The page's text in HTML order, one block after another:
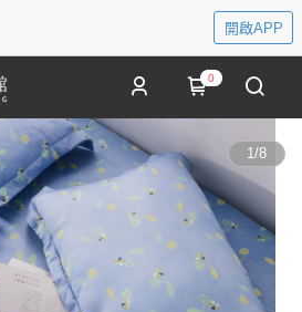
開啟APP
0
1/8